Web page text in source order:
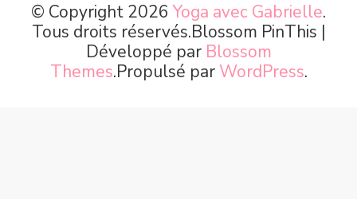
© Copyright 2026Yoga avec Gabrielle.
Tous droits réservés.Blossom PinThis |
Développé par Blossom
Themes.Propulsé parWordPress.